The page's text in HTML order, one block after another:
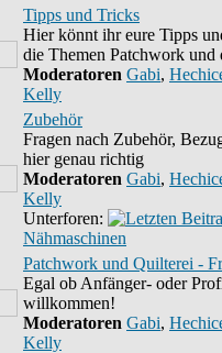
Tipps und Tricks
Hier könnt ihr eure Tipps
die Themen Patchwork und
Moderatoren Gabi,
Kelly
Zubehör
Fragen nach Zubehör,
hier genau richtig
Moderatoren Gabi,
Kelly
Unterforen:
Nähmaschinen
Patchwork und Quilterei -
Egal ob Anfänger- oder
willkommen!
Moderatoren Gabi,
Kelly